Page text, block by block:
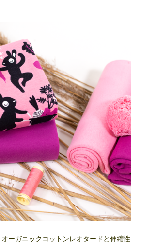
ーガニックコットンレオタードと伸縮性